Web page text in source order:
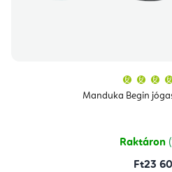
Manduka Begin
Raktáron
Ft23